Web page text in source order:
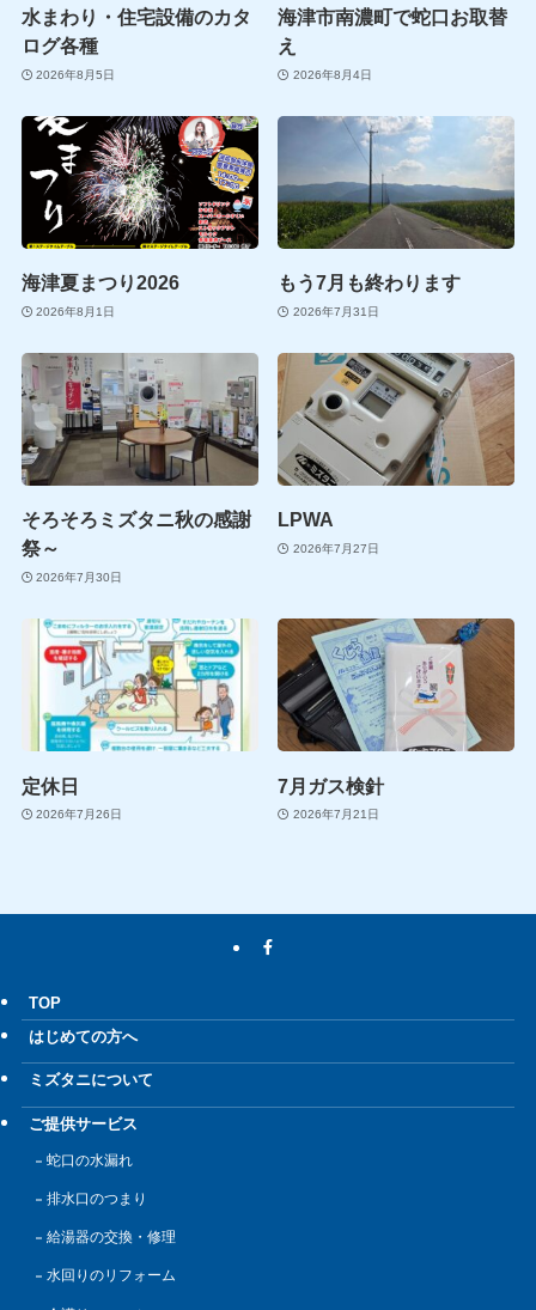
水まわり・住宅設備のカタ
ログ各種
2026年8月5日
海津市南濃町で蛇口お取替
え
2026年8月4日
海津夏まつり2026
2026年8月1日
もう7月も終わります
2026年7月31日
そろそろミズタニ秋の感謝
祭～
2026年7月30日
LPWA
2026年7月27日
定休日
2026年7月26日
7月ガス検針
2026年7月21日
TOP
はじめての方へ
ミズタニについて
ご提供サービス
蛇口の水漏れ
排水口のつまり
給湯器の交換・修理
水回りのリフォーム